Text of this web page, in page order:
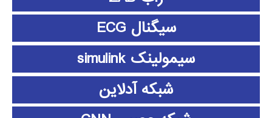
سیگنال ECG
سیمولینک simulink
شبکه آدلاین